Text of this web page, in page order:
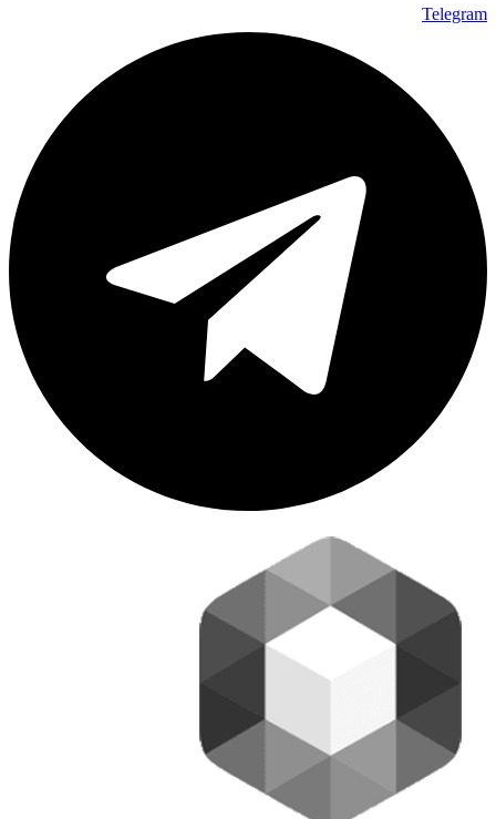
Telegram